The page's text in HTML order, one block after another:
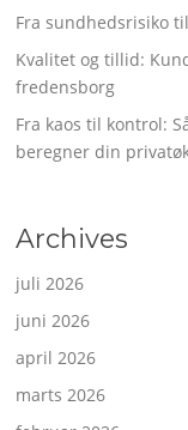
Fra sundhedsrisiko
Kvalitet og tillid:
fredensborg
Fra kaos til kontrol:
beregner din
Archives
juli 2026
juni 2026
april 2026
marts 2026